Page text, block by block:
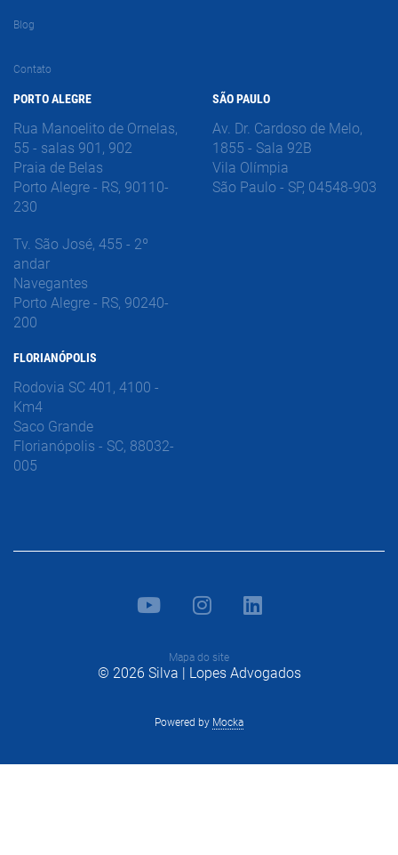
Blog
Contato
PORTO ALEGRE
Rua Manoelito de Ornelas,
55 - salas 901, 902
Praia de Belas
Porto Alegre - RS, 90110-
230
Tv. São José, 455 - 2º
andar
Navegantes
Porto Alegre - RS, 90240-
200
FLORIANÓPOLIS
Rodovia SC 401, 4100 -
Km4
Saco Grande
Florianópolis - SC, 88032-
005
SÃO PAULO
Av. Dr. Cardoso de Melo,
1855 - Sala 92B
Vila Olímpia
São Paulo - SP, 04548-903
Mapa do site
© 2026 Silva | Lopes Advogados
Powered by Mocka